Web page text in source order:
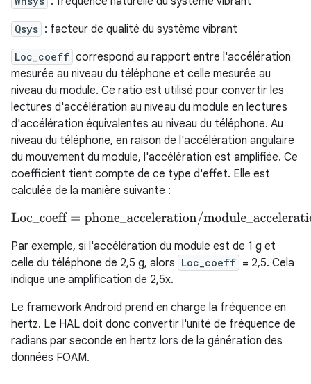
Qsys : facteur de qualité du système vibrant
Loc_coeff correspond au rapport entre l'accélération
mesurée au niveau du téléphone et celle mesurée au
niveau du module. Ce ratio est utilisé pour convertir les
lectures d'accélération au niveau du module en lectures
d'accélération équivalentes au niveau du téléphone. Au
niveau du téléphone, en raison de l'accélération angulaire
du mouvement du module, l'accélération est amplifiée. Ce
coefficient tient compte de ce type d'effet. Elle est
calculée de la manière suivante :
Loc_coeff= phone_acceleration/module_acceleration
Par exemple, si l'accélération du module est de 1 g et
celle du téléphone de 2,5 g, alors Loc_coeff = 2,5. Cela
indique une amplification de 2,5x.
Le framework Android prend en charge la fréquence en
hertz. Le HAL doit donc convertir l'unité de fréquence de
radians par seconde en hertz lors de la génération des
données FOAM.